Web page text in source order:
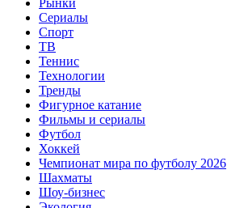
Рынки
Сериалы
Спорт
ТВ
Теннис
Технологии
Тренды
Фигурное катание
Фильмы и сериалы
Футбол
Хоккей
Чемпионат мира по футболу 2026
Шахматы
Шоу-бизнес